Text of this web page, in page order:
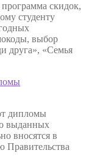
скидок,
студенту
выбор
друга», «Семья
дипломы
о выданных
вносятся в